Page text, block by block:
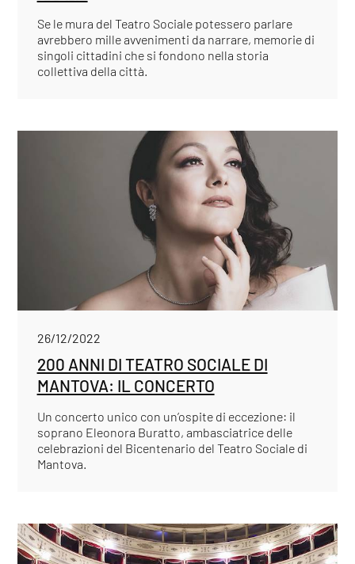
Se le mura del Teatro Sociale potessero parlare
avrebbero mille avvenimenti da narrare, memorie di
singoli cittadini che si fondono nella storia
collettiva della città.
26/12/2022
200 ANNI DI TEATRO SOCIALE DI
MANTOVA: IL CONCERTO
Un concerto unico con un’ospite di eccezione: il
soprano Eleonora Buratto, ambasciatrice delle
celebrazioni del Bicentenario del Teatro Sociale di
Mantova.